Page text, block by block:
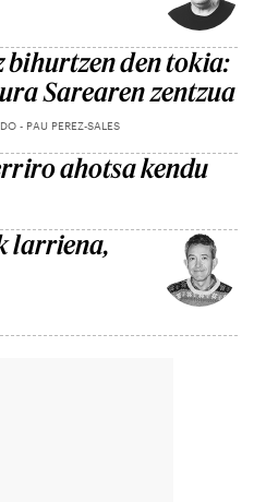
den tokia:
Sarearen zentzua
- PAU PEREZ-SALES
ahotsa kendu
larriena,